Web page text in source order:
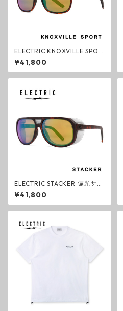
ELECTRIC KNOXVILLE SPOR
T 偏光サングラス TEAK チー
ク GREEN POLAR PRO ファ
ッション エレクトリック
¥41,800
ELECTRIC STACKER 偏光サン
グラス TEAK チーク GREEN P
OLAR PRO ファッション エレ
クトリック
¥41,800